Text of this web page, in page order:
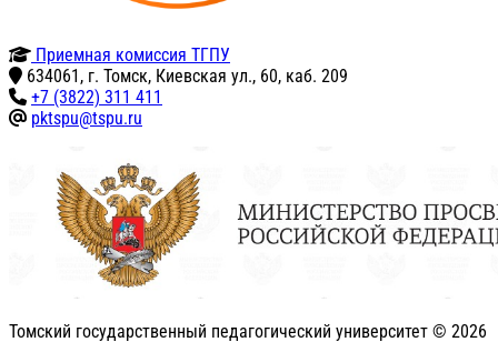
Приемная комиссия ТГПУ
634061, г. Томск, Киевская ул., 60, каб. 209
+7 (3822) 311 411
pktspu@tspu.ru
Томский государственный педагогический университет © 2026